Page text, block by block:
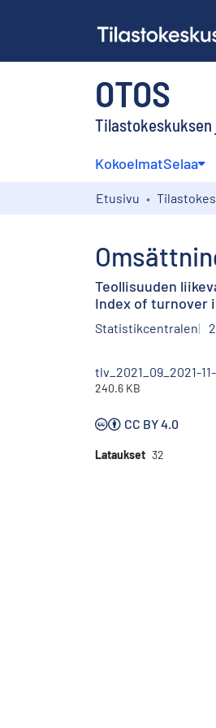
OTOS
KokoelmatSelaa
Etusivu
Teollisuuden
Index of turnover
Statistikcentralen
tlv_2021_09_2021-
240.6 KB
CC BY 4.0
Lataukset 32